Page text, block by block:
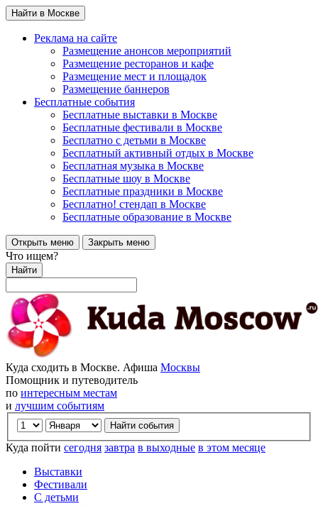
Найти в Москве
Реклама на сайте
Размещение анонсов мероприятий
Размещение ресторанов и кафе
Размещение мест и площадок
Размещение баннеров
Бесплатные события
Бесплатные выставки в Москве
Бесплатные фестивали в Москве
Бесплатно с детьми в Москве
Бесплатный активный отдых в Москве
Бесплатная музыка в Москве
Бесплатные шоу в Москве
Бесплатные праздники в Москве
Бесплатно! стендап в Москве
Бесплатные образование в Москве
Открыть меню Закрыть меню
Что ищем?
Найти
Куда сходить в Москве. Афиша Москвы
Помощник и путеводитель
по интересным местам
и лучшим событиям
Куда пойти сегодня завтра в выходные в этом месяце
Выставки
Фестивали
С детьми